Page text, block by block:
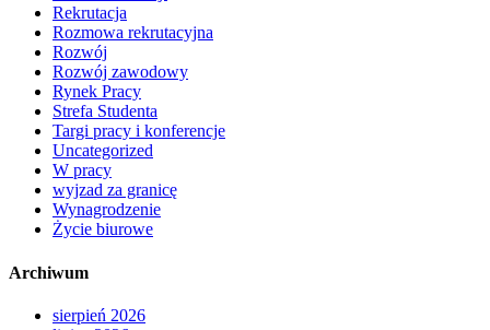
Rekrutacja
Rozmowa rekrutacyjna
Rozwój
Rozwój zawodowy
Rynek Pracy
Strefa Studenta
Targi pracy i konferencje
Uncategorized
W pracy
wyjzad za granicę
Wynagrodzenie
Życie biurowe
Archiwum
sierpień 2026